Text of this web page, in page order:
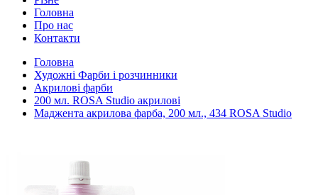
Головна
Про нас
Контакти
Головна
Художні Фарби і розчинники
Акрилові фарби
200 мл. ROSA Studio акрилові
Маджента акрилова фарба, 200 мл., 434 ROSA Studio